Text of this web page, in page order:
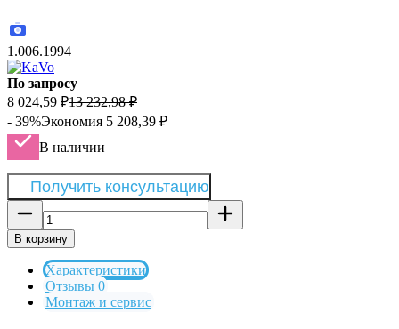
1.006.1994
По запросу
8 024,59 ₽13 232,98 ₽
- 39%Экономия 5 208,39 ₽
В наличии
Получить консультацию
В корзину
Характеристики
Отзывы 0
Монтаж и сервис